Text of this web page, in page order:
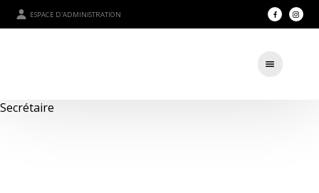
ESPACE D'ADMINISTRATION
Secrétaire